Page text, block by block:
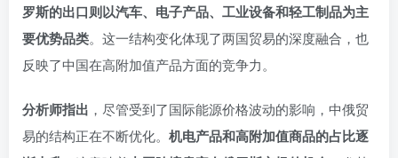
罗斯的出口则以汽车、电子产品、工业设备和轻工制品为主
要优势品类。这一结构变化体现了两国贸易的深度融合，也
反映了中国在高附加值产品方面的竞争力。
分析师指出 ，尽管受到了国际能源价格波动的影响，中俄贸
易的结构正在不断优化。 机电产品和高附加值商品的占比逐